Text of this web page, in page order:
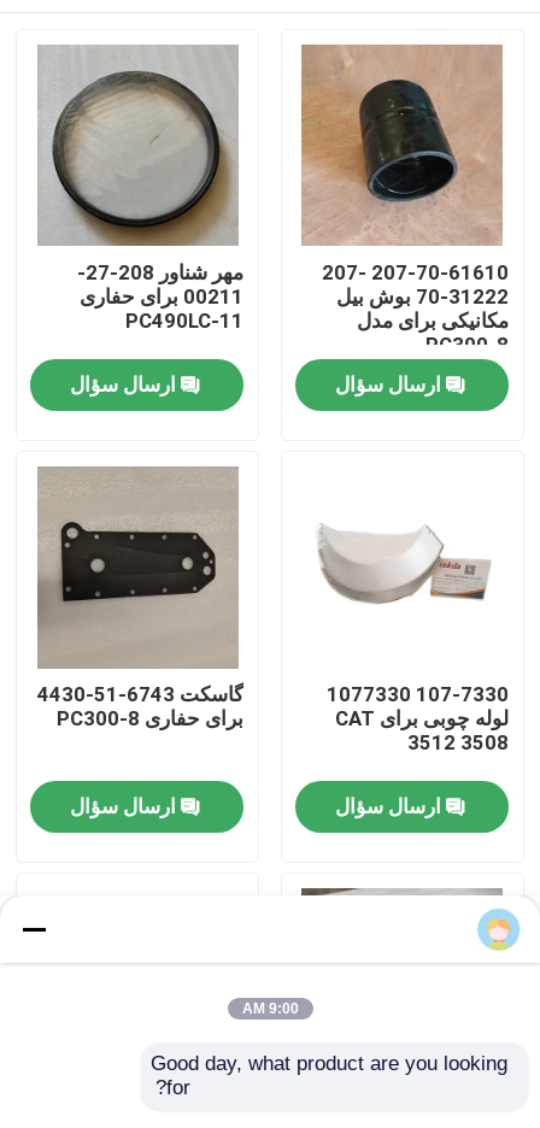
ویدیو
بازدید از کارخانه
کنترل کیفیت
تماس با ما
اخبار
207-70-61610 207-
70-31222 بوش بیل
مکانیکی برای مدل
PC300-8
ارسال سؤال
مهر شناور 208-27-
00211 برای حفاری
PC490LC-11
ارسال سؤال
107-7330 1077330
لوله چوبی برای CAT
3512 3508
ارسال سؤال
گاسکت 6743-51-4430
برای حفاری PC300-8
ارسال سؤال
9:00 AM
Good day, what product are you looking
for?